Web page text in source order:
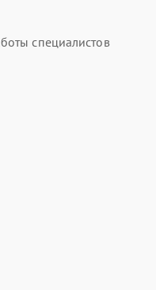
специалистов